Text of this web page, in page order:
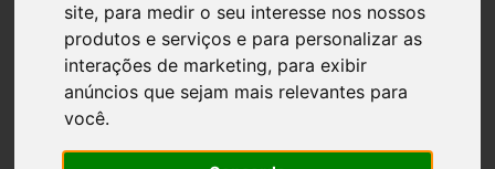
site, para medir o seu interesse nos nossos
produtos e serviços e para personalizar as
interações de marketing, para exibir
anúncios que sejam mais relevantes para
você.